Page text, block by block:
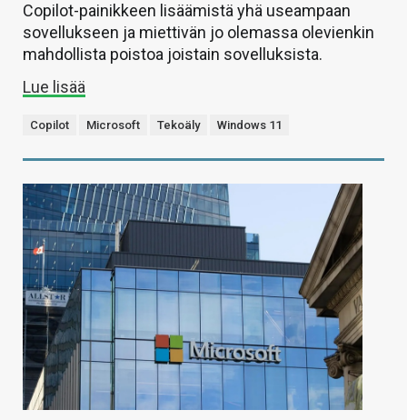
Copilot-painikkeen lisäämistä yhä useampaan
sovellukseen ja miettivän jo olemassa olevienkin
mahdollista poistoa joistain sovelluksista.
Lue lisää
Copilot Microsoft Tekoäly Windows 11